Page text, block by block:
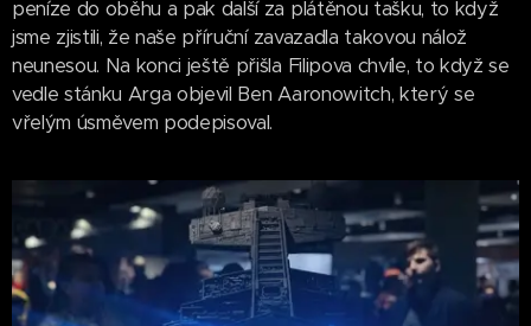
peníze do oběhu a pak další za plátěnou tašku, to když
jsme zjistili, že naše příruční zavazadla takovou nálož
neunesou. Na konci ještě přišla Filipova chvíle, to když se
vedle stánku Arga objevil Ben Aaronowitch, který se
vřelým úsměvem podepisoval.